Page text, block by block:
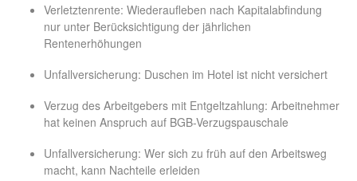
Verletztenrente: Wiederaufleben nach Kapitalabfindung
nur unter Berücksichtigung der jährlichen
Rentenerhöhungen
Unfallversicherung: Duschen im Hotel ist nicht versichert
Verzug des Arbeitgebers mit Entgeltzahlung: Arbeitnehmer
hat keinen Anspruch auf BGB-Verzugspauschale
Unfallversicherung: Wer sich zu früh auf den Arbeitsweg
macht, kann Nachteile erleiden